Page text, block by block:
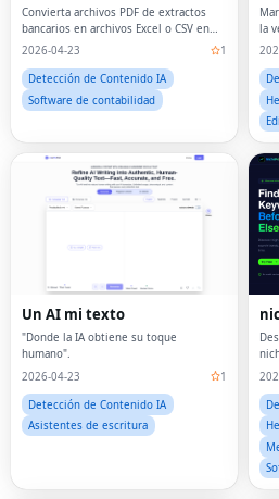
Convierta archivos PDF de extractos
bancarios en archivos Excel o CSV en
segundos.
2026-04-23
1
Detección de Contenido IA
Software de contabilidad
la
Un AI mi texto
"Donde la IA obtiene su toque
humano".
2026-04-23
1
Detección de Contenido IA
Asistentes de escritura